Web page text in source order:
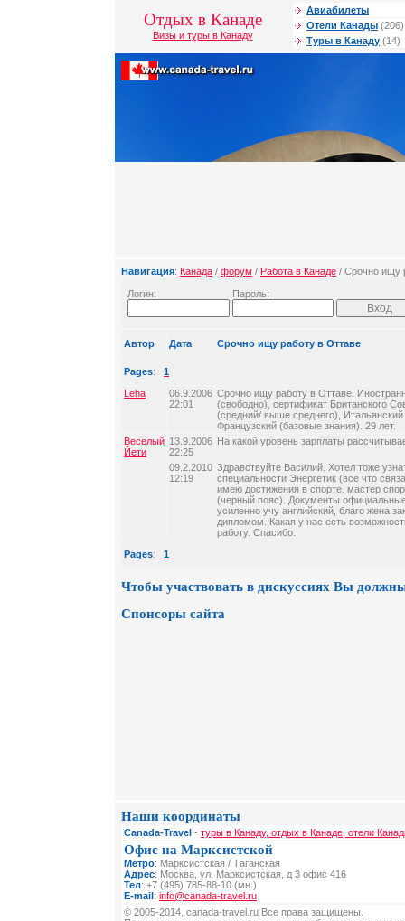
Отдых в Канаде
Визы и туры в Канаду
Авиабилеты
Отели Канады (206)
Туры в Канаду (14)
Навигация: Канада / форум / Работа в Канаде / Срочно ищу
Логин: Пароль:
Автор Дата Срочно ищу работу в Оттаве
Pages: 1
Leha
06.9.2006
22:01
Срочно ищу работу в Оттаве.
(свободно), сертификат Британского
(средний/ выше среднего),
Французский (базовые знания). 29 лет.
Веселый
Йети
13.9.2006
22:25
На какой уровень зарплаты
09.2.2010
12:19
Здравствуйте Василий. Хотел тоже
специальности Энергетик (все что
имею достижения в спорте. мастер
(черный пояс). Документы
усиленно учу английский, благо жена
дипломом. Какая у нас есть
работу. Спасибо.
Pages: 1
Чтобы участвовать в дискуссиях Вы
Спонсоры сайта
Наши координаты
Canada-Travel - туры в Канаду, отдых в Канаде, отели
Офис на Марксистской
Метро: Марксистская / Таганская
Адрес: Москва, ул. Марксистская, д 3 офис 416
Тел: +7 (495) 785-88-10 (мн.)
E-mail: info@canada-travel.ru
© 2005-2014, canada-travel.ru Все права защищены.